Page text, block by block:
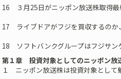
16 ３月25日がニッポン放送株取得最
17 ライブドアがフジを買収するのか
18 ソフトバンクグループはフジサン
第１章 投資対象としてのニッポン放
１ ニッポン放送株は投資対象として